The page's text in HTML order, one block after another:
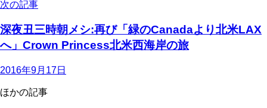
次の記事
深夜丑三時朝メシ:再び「緑のCanadaより北米LAX
へ」Crown Princess北米西海岸の旅
2016年9月17日
ほかの記事